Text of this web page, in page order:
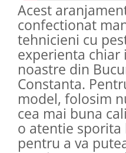
Acest
confectionat
tehnicieni cu
experienta chiar
noastre din
Constanta.
model, folosim
cea mai buna
o atentie sporita
pentru a va